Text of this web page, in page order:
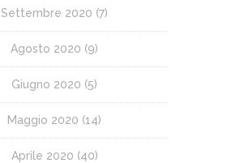
Settembre 2020 (7)
Agosto 2020 (9)
Giugno 2020 (5)
Maggio 2020 (14)
Aprile 2020 (40)